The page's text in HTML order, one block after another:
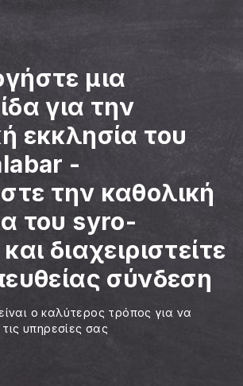
μια
για την
εκκλησία του
-
την καθολική
του syro-
διαχειριστείτε
σύνδεση
ο καλύτερος τρόπος για να
υπηρεσίες σας